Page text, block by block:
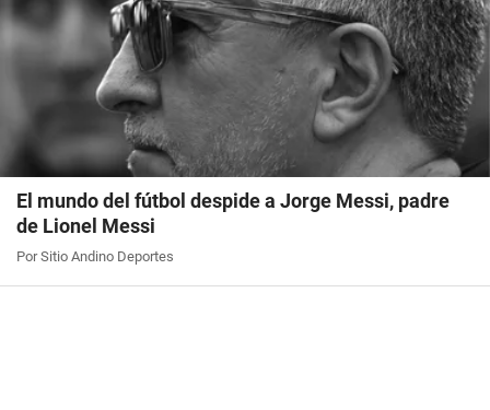
El mundo del fútbol despide a Jorge Messi, padre
de Lionel Messi
Por Sitio Andino Deportes